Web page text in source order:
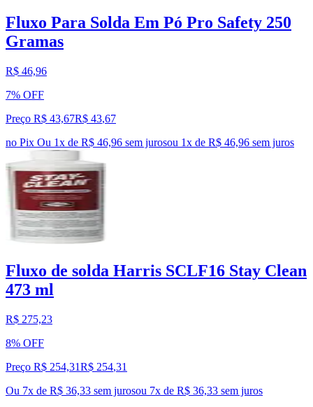
Fluxo Para Solda Em Pó Pro Safety 250
Gramas
R$ 46,96
7% OFF
Preço R$ 43,67R$ 43,67
no Pix Ou 1x de R$ 46,96 sem jurosou 1x de R$ 46,96 sem juros
Fluxo de solda Harris SCLF16 Stay Clean
473 ml
R$ 275,23
8% OFF
Preço R$ 254,31R$ 254,31
Ou 7x de R$ 36,33 sem jurosou 7x de R$ 36,33 sem juros